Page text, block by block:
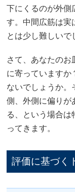
下にくるのが外側
す。中間広筋は実
とは少し難しいで
さて、あなたのお
に寄っていますか
ないでしょうか。
側、外側に偏りが
る、という場合は
ってきます。
評価に基づく